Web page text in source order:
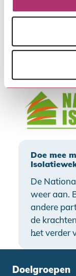
duurzaam
gebracht.
lopen tot
…
Doe mee
De
weer aan.
andere
de
het verder
…
Doelgroepen